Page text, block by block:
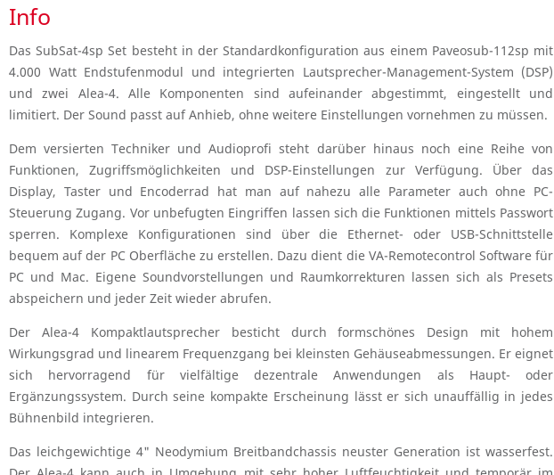
Info
Das SubSat-4sp Set besteht in der Standardkonfiguration aus einem Paveosub-112sp mit
4.000 Watt Endstufenmodul und integrierten Lautsprecher-Management-System (DSP)
und zwei Alea-4. Alle Komponenten sind aufeinander abgestimmt, eingestellt und
limitiert. Der Sound passt auf Anhieb, ohne weitere Einstellungen vornehmen zu müssen.
Dem versierten Techniker und Audioprofi steht darüber hinaus noch eine Reihe von
Funktionen, Zugriffsmöglichkeiten und DSP-Einstellungen zur Verfügung. Über das
Display, Taster und Encoderrad hat man auf nahezu alle Parameter auch ohne PC-
Steuerung Zugang. Vor unbefugten Eingriffen lassen sich die Funktionen mittels Passwort
sperren. Komplexe Konfigurationen sind über die Ethernet- oder USB-Schnittstelle
bequem auf der PC Oberfläche zu erstellen. Dazu dient die VA-Remotecontrol Software für
PC und Mac. Eigene Soundvorstellungen und Raumkorrekturen lassen sich als Presets
abspeichern und jeder Zeit wieder abrufen.
Der Alea-4 Kompaktlautsprecher besticht durch formschönes Design mit hohem
Wirkungsgrad und linearem Frequenzgang bei kleinsten Gehäuseabmessungen. Er eignet
sich hervorragend für vielfältige dezentrale Anwendungen als Haupt- oder
Ergänzungssystem. Durch seine kompakte Erscheinung lässt er sich unauffällig in jedes
Bühnenbild integrieren.
Das leichgewichtige 4" Neodymium Breitbandchassis neuster Generation ist wasserfest.